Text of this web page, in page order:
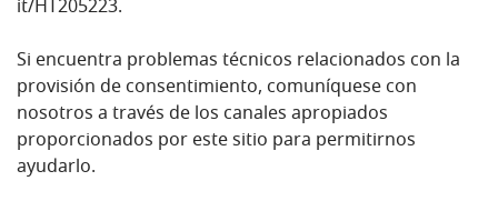
it/HT205223.
Si encuentra problemas técnicos relacionados con la
provisión de consentimiento, comuníquese con
nosotros a través de los canales apropiados
proporcionados por este sitio para permitirnos
ayudarlo.